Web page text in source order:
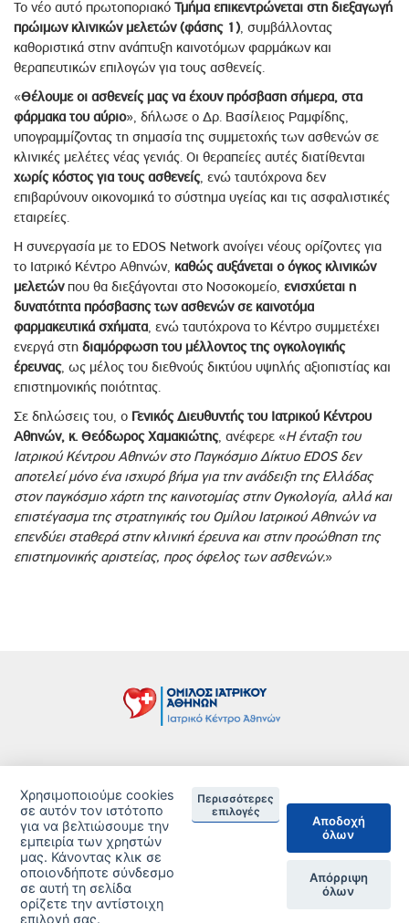
Το νέο αυτό πρωτοποριακό Τμήμα επικεντρώνεται στη διεξαγωγή
πρώιμων κλινικών μελετών (φάσης 1), συμβάλλοντας
καθοριστικά στην ανάπτυξη καινοτόμων φαρμάκων και
θεραπευτικών επιλογών για τους ασθενείς.
«Θέλουμε οι ασθενείς μας να έχουν πρόσβαση σήμερα, στα
φάρμακα του αύριο», δήλωσε ο Δρ. Βασίλειος Ραμφίδης,
υπογραμμίζοντας τη σημασία της συμμετοχής των ασθενών σε
κλινικές μελέτες νέας γενιάς. Οι θεραπείες αυτές διατίθενται
χωρίς κόστος για τους ασθενείς, ενώ ταυτόχρονα δεν
επιβαρύνουν οικονομικά το σύστημα υγείας και τις ασφαλιστικές
εταιρείες.
Η συνεργασία με το EDOS Network ανοίγει νέους ορίζοντες για
το Ιατρικό Κέντρο Αθηνών, καθώς αυξάνεται ο όγκος κλινικών
μελετώνπου θα διεξάγονται στο Νοσοκομείο, ενισχύεται η
δυνατότητα πρόσβασης των ασθενών σε καινοτόμα
φαρμακευτικά σχήματα, ενώ ταυτόχρονα το Κέντρο συμμετέχει
ενεργά στη διαμόρφωση του μέλλοντος της ογκολογικής
έρευνας, ως μέλος του διεθνούς δικτύου υψηλής αξιοπιστίας και
επιστημονικής ποιότητας.
Σε δηλώσεις του, ο Γενικός Διευθυντής του Ιατρικού Κέντρου
Αθηνών, κ. Θεόδωρος Χαμακιώτης, ανέφερε «Η ένταξη του
Ιατρικού Κέντρου Αθηνών στο Παγκόσμιο Δίκτυο EDOS δεν
αποτελεί μόνο ένα ισχυρό βήμα για την ανάδειξη της Ελλάδας
στον παγκόσμιο χάρτη της καινοτομίας στην Ογκολογία, αλλά και
επιστέγασμα της στρατηγικής του Ομίλου Ιατρικού Αθηνών να
επενδύει σταθερά στην κλινική έρευνα και στην προώθηση της
επιστημονικής αριστείας, προς όφελος των ασθενών.»
Δείτε τις Πιστοποιήσεις ανά Κλινική
© 2026 Copyright © Iatriko.gr | Powered by Aboutnet
Χρησιμοποιούμε cookies
σε αυτόν τον ιστότοπο
για να βελτιώσουμε την
εμπειρία των χρηστών
μας. Κάνοντας κλικ σε
οποιονδήποτε σύνδεσμο
σε αυτή τη σελίδα
ορίζετε την αντίστοιχη
επιλογή σας.
Περισσότερες
επιλογές
Αποδοχή
όλων
Απόρριψη
όλων